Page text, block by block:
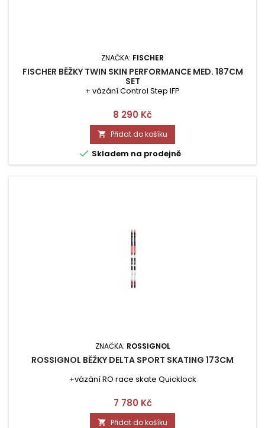
ZNAČKA: FISCHER
FISCHER BĚŽKY TWIN SKIN PERFORMANCE MED. 187CM
SET
+ vázání Control Step IFP
Cena
8 290 Kč
 Přidat do košíku
 Skladem na prodejně
ZNAČKA: ROSSIGNOL
ROSSIGNOL BĚŽKY DELTA SPORT SKATING 173CM
+vázání RO race skate Quicklock
Cena
7 780 Kč
 Přidat do košíku